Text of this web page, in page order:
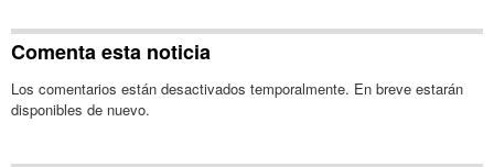
Comenta esta noticia
Los comentarios están desactivados temporalmente. En breve estarán
disponibles de nuevo.